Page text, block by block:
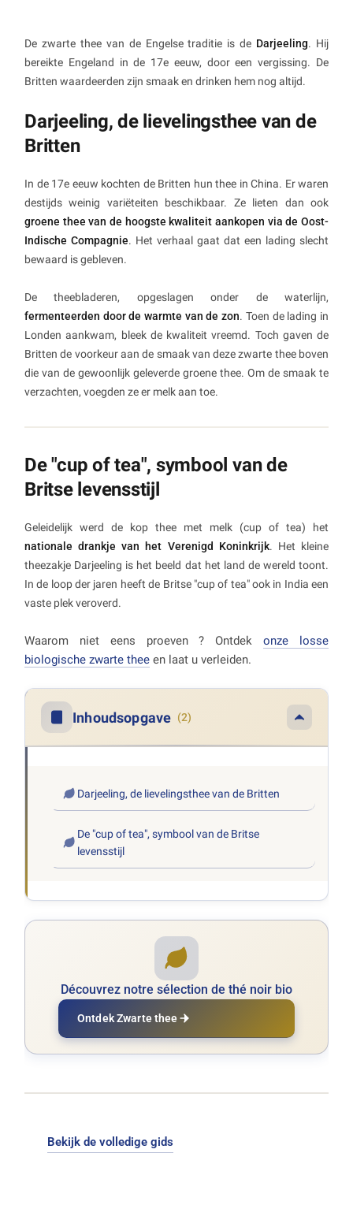
De zwarte thee van de Engelse traditie is de Darjeeling. Hij
bereikte Engeland in de 17e eeuw, door een vergissing. De
Britten waardeerden zijn smaak en drinken hem nog altijd.
Darjeeling, de lievelingsthee van de
Britten
In de 17e eeuw kochten de Britten hun thee in China. Er waren
destijds weinig variëteiten beschikbaar. Ze lieten dan ook
groene thee van de hoogste kwaliteit aankopen via de Oost-
Indische Compagnie. Het verhaal gaat dat een lading slecht
bewaard is gebleven.
De theebladeren, opgeslagen onder de waterlijn,
fermenteerden door de warmte van de zon. Toen de lading in
Londen aankwam, bleek de kwaliteit vreemd. Toch gaven de
Britten de voorkeur aan de smaak van deze zwarte thee boven
die van de gewoonlijk geleverde groene thee. Om de smaak te
verzachten, voegden ze er melk aan toe.
De "cup of tea", symbool van de
Britse levensstijl
Geleidelijk werd de kop thee met melk (cup of tea) het
nationale drankje van het Verenigd Koninkrijk. Het kleine
theezakje Darjeeling is het beeld dat het land de wereld toont.
In de loop der jaren heeft de Britse "cup of tea" ook in India een
vaste plek veroverd.
Waarom niet eens proeven ? Ontdekonze losse
biologische zwarte thee en laat u verleiden.
Inhoudsopgave (2)
Darjeeling, de lievelingsthee van de Britten
De "cup of tea", symbool van de Britse
levensstijl
Découvrez notre sélection de thé noir bio
Ontdek Zwarte thee
Bekijk de volledige gids